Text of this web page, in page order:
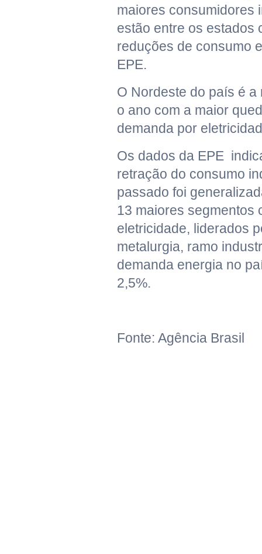
maiores consumidores
estão entre os estados
reduções de consumo
EPE.
O Nordeste do país é
o ano com a maior
demanda por
Os dados da EPE
retração do consumo
passado foi
13 maiores segmentos
eletricidade, liderados
metalurgia, ramo
demanda energia no
2,5%.
Fonte: Agência Brasil